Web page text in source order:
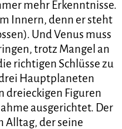
mehr Erkenntnisse.
Innern, denn er steht
Und Venus muss
trotz Mangel an
richtigen Schlüsse zu
Hauptplaneten
dreieckigen Figuren
ausgerichtet. Der
Alltag, der seine